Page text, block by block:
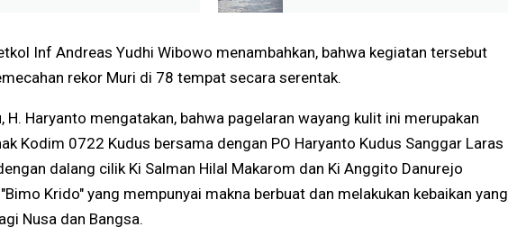
Inf Andreas Yudhi Wibowo menambahkan, bahwa kegiatan tersebut
rekor Muri di 78 tempat secara serentak.
H. Haryanto mengatakan, bahwa pagelaran wayang kulit ini merupakan
Kodim 0722 Kudus bersama dengan PO Haryanto Kudus Sanggar Laras
dalang cilik Ki Salman Hilal Makarom dan Ki Anggito Danurejo
Krido" yang mempunyai makna berbuat dan melakukan kebaikan yang
Nusa dan Bangsa.